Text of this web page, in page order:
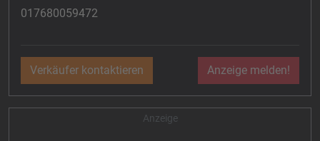
017680059472
Verkäufer kontaktieren Anzeige melden!
Anzeige